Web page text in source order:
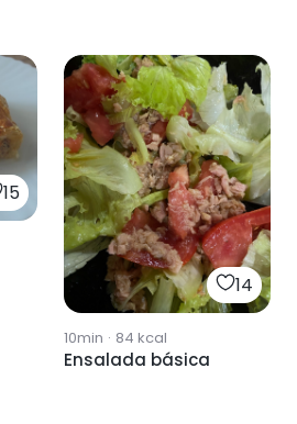
15
14
10min · 84 kcal
Ensalada básica